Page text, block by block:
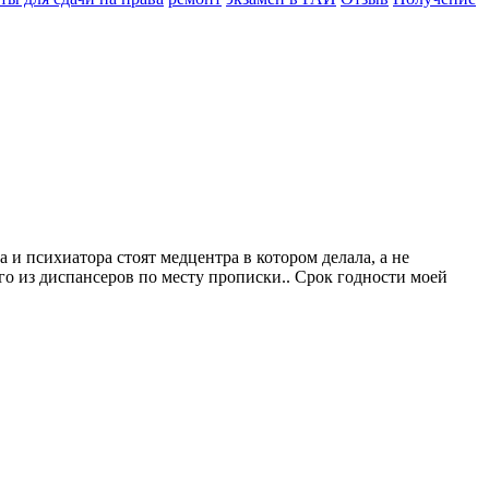
психиатора стоят медцентра в котором делала, а не
из диспансеров по месту прописки.. Срок годности моей